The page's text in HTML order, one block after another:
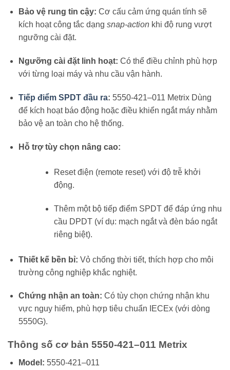
Bảo vệ rung tin cậy: Cơ cấu cảm ứng quán tính sẽ
kích hoạt công tắc dạng snap-actionkhi độ rung vượt
ngưỡng cài đặt.
Ngưỡng cài đặt linh hoạt: Có thể điều chỉnh phù hợp
với từng loại máy và nhu cầu vận hành.
Tiếp điểm SPDT đầu ra: 5550-421–011 Metrix Dùng
để kích hoạt báo động hoặc điều khiển ngắt máy nhằm
bảo vệ an toàn cho hệ thống.
Hỗ trợ tùy chọn nâng cao:
Reset điện (remote reset) với độ trễ khởi
động.
Thêm một bộ tiếp điểm SPDT để đáp ứng nhu
cầu DPDT (ví dụ: mạch ngắt và đèn báo ngắt
riêng biệt).
Thiết kế bền bỉ: Vỏ chống thời tiết, thích hợp cho môi
trường công nghiệp khắc nghiệt.
Chứng nhận an toàn: Có tùy chọn chứng nhận khu
vực nguy hiểm, phù hợp tiêu chuẩn IECEx (với dòng
5550G).
Thông số cơ bản 5550-421–011 Metrix
Model: 5550-421–011